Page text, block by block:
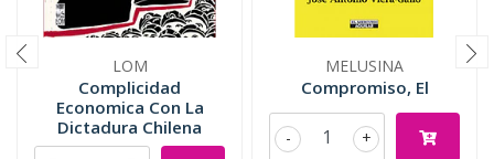
LOM
Complicidad
Economica Con La
Dictadura Chilena
MELUSINA
Compromiso, El
+
-